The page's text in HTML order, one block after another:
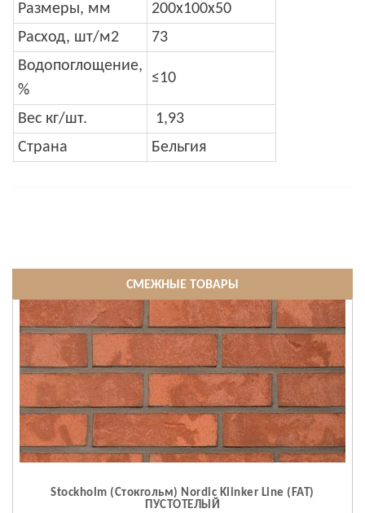
Размеры, мм
200x100x50
Расход, шт/м2
73
Водопоглощение,
%
≤10
Вес кг/шт.
1,93
Страна
Бельгия
СМЕЖНЫЕ ТОВАРЫ
Stockholm (Стокгольм) Nordic Klinker Line (FAT)
ПУСТОТЕЛЫЙ